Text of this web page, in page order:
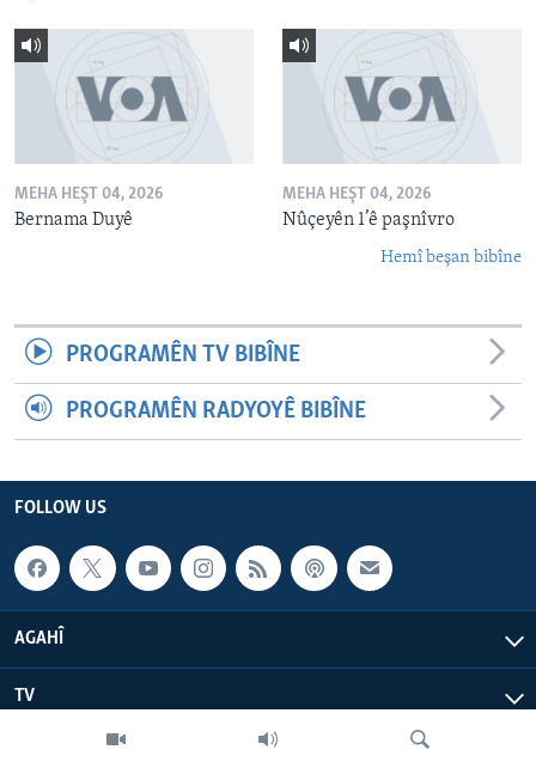
MEHA HEŞT 04, 2026
Bernama Duyê
MEHA HEŞT 04, 2026
Nûçeyên 1’ê paşnîvro
Hemî beşan bibîne
PROGRAMÊN TV BIBÎNE
PROGRAMÊN RADYOYÊ BIBÎNE
FOLLOW US
AGAHÎ
TV